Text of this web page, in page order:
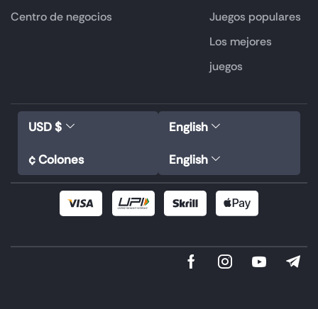
Centro de negocios
Juegos populares
Los mejores
juegos
USD $
¢ Colones
English
English